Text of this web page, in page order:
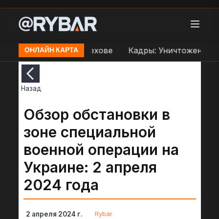
ОНЛАЙН КАРТА
ВСУ в Орехове Кадры: Уничтожение
Назад
Обзор обстановки в
зоне специальной
военной операции на
Украине: 2 апреля
2024 года
2 апреля 2024 г. Rybar